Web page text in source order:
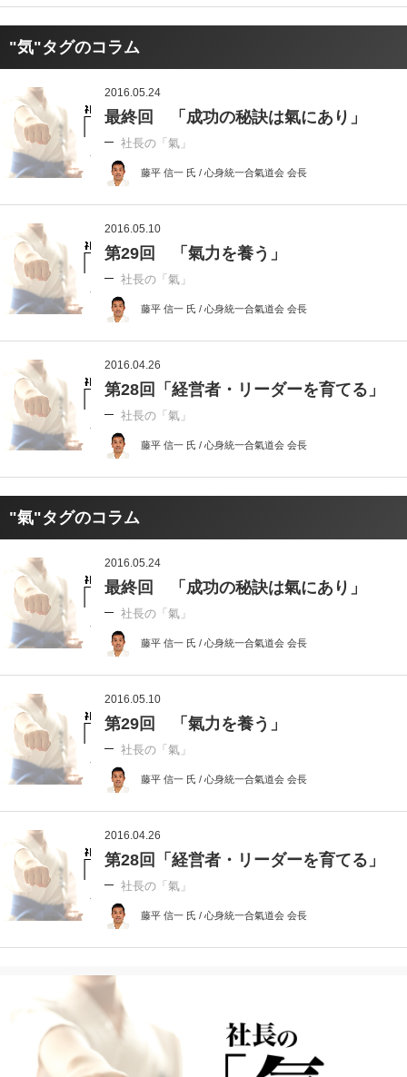
"気"タグのコラム
2016.05.24
最終回 「成功の秘訣は氣にあり」
社長の「氣」
藤平 信一 氏 / 心身統一合氣道会 会長
2016.05.10
第29回 「氣力を養う」
社長の「氣」
藤平 信一 氏 / 心身統一合氣道会 会長
2016.04.26
第28回「経営者・リーダーを育てる」
社長の「氣」
藤平 信一 氏 / 心身統一合氣道会 会長
"氣"タグのコラム
2016.05.24
最終回 「成功の秘訣は氣にあり」
社長の「氣」
藤平 信一 氏 / 心身統一合氣道会 会長
2016.05.10
第29回 「氣力を養う」
社長の「氣」
藤平 信一 氏 / 心身統一合氣道会 会長
2016.04.26
第28回「経営者・リーダーを育てる」
社長の「氣」
藤平 信一 氏 / 心身統一合氣道会 会長